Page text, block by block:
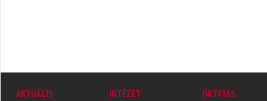
AKTUÁLIS
INTÉZET
OKTATÁS